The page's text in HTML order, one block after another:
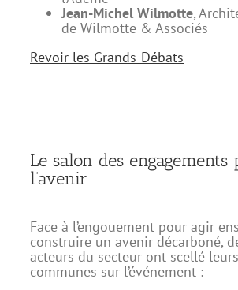
Jean-Michel Wilmotte,
de Wilmotte & Associés
Revoir les Grands-Débats
Le salon des engagements
l’avenir
Face à l’engouement pour agir
construire un avenir décarboné,
acteurs du secteur ont scellé
communes sur l’événement :